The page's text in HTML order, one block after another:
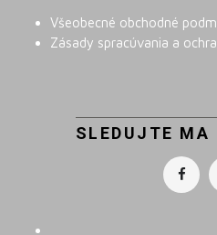
Všeobecné obchodné
Zásady spracúvania a
SLEDUJTE MA